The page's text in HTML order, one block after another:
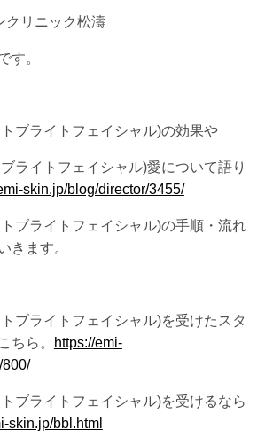
クリニック松濤
す。
ブライトフェイシャル)の効果や
ライトフェイシャル)愛について語り
skin.jp/blog/director/3455/
ブライトフェイシャル)の手順・流れ
きます。
ブライトフェイシャル)を受けたスタ
ちら。
https://emi-
ブライトフェイシャル)を受けるなら
skin.jp/bbl.html